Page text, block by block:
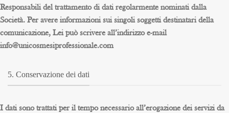
Responsabili del trattamento di dati regolarmente nominati dalla
Società. Per avere informazioni sui singoli soggetti destinatari della
comunicazione, Lei può scrivere all’indirizzo e-mail
info@unicosmesiprofessionale.com
5. Conservazione dei dati
I dati sono trattati per il tempo necessario all’erogazione dei servizi da